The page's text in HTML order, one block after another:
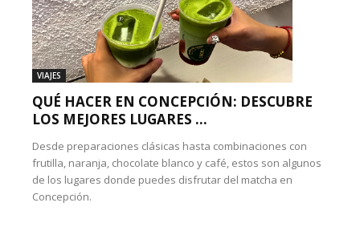
VIAJES
QUÉ HACER EN CONCEPCIÓN: DESCUBRE
LOS MEJORES LUGARES ...
Desde preparaciones clásicas hasta combinaciones con
frutilla, naranja, chocolate blanco y café, estos son algunos
de los lugares donde puedes disfrutar del matcha en
Concepción.